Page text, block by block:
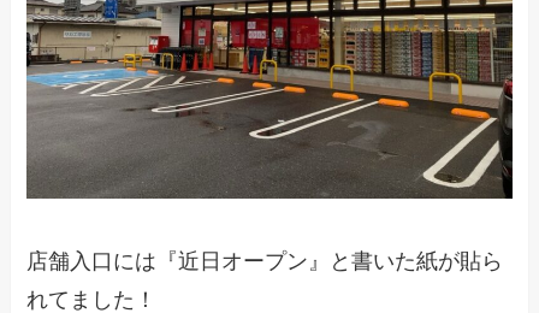
店舗入口には『近日オープン』と書いた紙が貼ら
れてました！